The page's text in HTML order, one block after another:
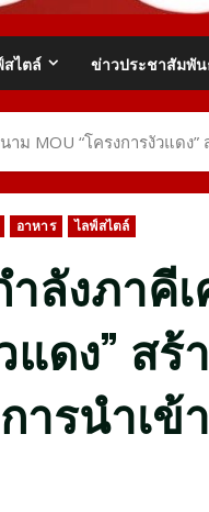
ไตล์ ข่าวประชาสัมพั
ม MOU “โครงการงัวแด
อาหาร ไลฟ์สไตล์
ลังภาคี
แดง” ส
ารนำเข้